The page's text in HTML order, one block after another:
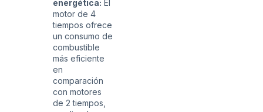
energética: El
motor de 4
tiempos ofrece
un consumo de
combustible
más eficiente
en
comparación
con motores
de 2 tiempos,